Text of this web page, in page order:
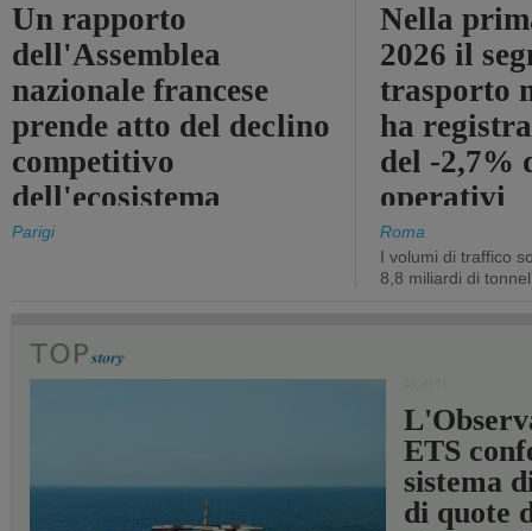
Un rapporto
dell'Assemblea
nazionale francese
prende atto del declino
competitivo
dell'ecosistema
portuale statale
Parigi
Nella
2026 il
trasporto
ha
del -2,7%
operativi
Roma
I volumi di traffico
8,8 miliardi di
ETS
sistema
di quote